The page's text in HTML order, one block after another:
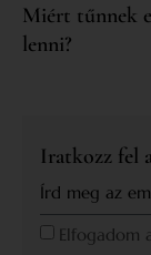
Miért tűnnek
lenni?
Iratkozz fel
Elfogadom